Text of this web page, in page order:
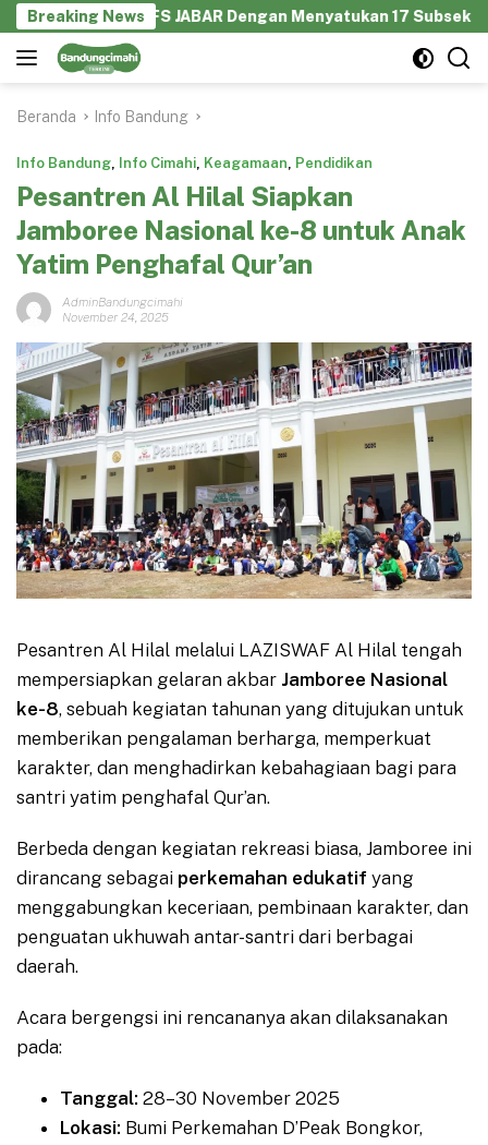
Langsung
ke
konten
Breaking News
GEKRAFS JABAR Dengan Menyatukan 17 Subsektor
Beranda Info Bandung
Info Bandung, Info Cimahi, Keagamaan, Pendidikan
Pesantren Al Hilal Siapkan
Jamboree Nasional ke-8 untuk Anak
Yatim Penghafal Qur’an
AdminBandungcimahi
November 24, 2025
Pesantren Al Hilal melalui LAZISWAF Al Hilal tengah
mempersiapkan gelaran akbar Jamboree Nasional
ke-8, sebuah kegiatan tahunan yang ditujukan untuk
memberikan pengalaman berharga, memperkuat
karakter, dan menghadirkan kebahagiaan bagi para
santri yatim penghafal Qur’an.
Berbeda dengan kegiatan rekreasi biasa, Jamboree ini
dirancang sebagai perkemahan edukatif yang
menggabungkan keceriaan, pembinaan karakter, dan
penguatan ukhuwah antar-santri dari berbagai
daerah.
Acara bergengsi ini rencananya akan dilaksanakan
pada:
Tanggal: 28–30 November 2025
Lokasi: Bumi Perkemahan D’Peak Bongkor,